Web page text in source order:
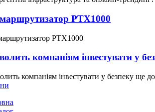
PTX1000
PTX1000
компаніям інвестувати у
компаніям інвестувати у безпеку ще